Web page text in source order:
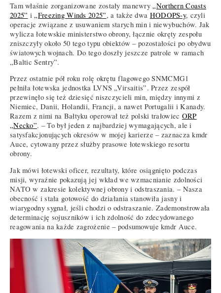
Tam właśnie zorganizowane zostały manewry „Northern Coasts
2025” i „Freezing Winds 2025”, a także dwa HODOPS-y, czyli
operacje związane z usuwaniem starych min i niewybuchów. Jak
wylicza łotewskie ministerstwo obrony, łącznie okręty zespołu
zniszczyły około 50 tego typu obiektów – pozostałości po obydwu
światowych wojnach. Do tego doszły jeszcze patrole w ramach
„Baltic Sentry”.
Przez ostatnie pół roku rolę okrętu flagowego SNMCMG1
pełniła łotewska jednostka LVNS „Virsaitis”. Przez zespół
przewinęło się też dziesięć niszczycieli min, między innymi z
Niemiec, Danii, Holandii, Francji, a nawet Portugalii i Kanady.
Razem z nimi na Bałtyku operował też polski trałowiec ORP
„Necko”. – To był jeden z najbardziej wymagających, ale i
satysfakcjonujących okresów w mojej karierze – zaznacza kmdr
Auce, cytowany przez służby prasowe łotewskiego resortu
obrony.
Jak mówi łotewski oficer, rezultaty, które osiągnięto podczas
misji, wyraźnie pokazują jej wkład we wzmacnianie zdolności
NATO w zakresie kolektywnej obrony i odstraszania. – Nasza
obecność i stała gotowość do działania stanowiła jasny i
wiarygodny sygnał, jeśli chodzi o odstraszanie. Zademonstrowała
determinację sojuszników i ich zdolność do zdecydowanego
reagowania na każde zagrożenie – podsumowuje kmdr Auce.